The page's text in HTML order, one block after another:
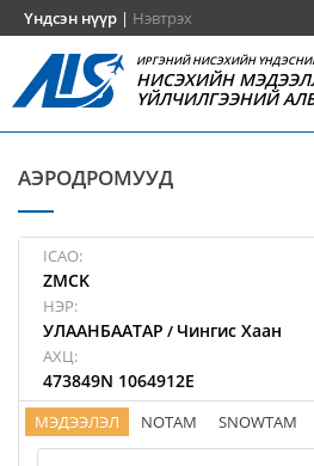
Үндсэн нүүр | Нэвтрэх
ИРГЭНИЙ НИСЭХИЙН
НИСЭХИЙН
ҮЙЛЧИЛГЭЭНИЙ
АЭРОДРОМУУД
ICAO:
ZMCK
НЭР:
УЛААНБААТАР / Чингис Хаан
АХЦ:
473849N 1064912E
МЭДЭЭЛЭЛ NOTAM SNOWTAM